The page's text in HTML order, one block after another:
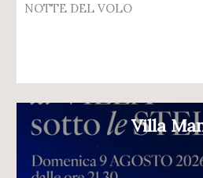
NOTTE DEL VOLO
Villa